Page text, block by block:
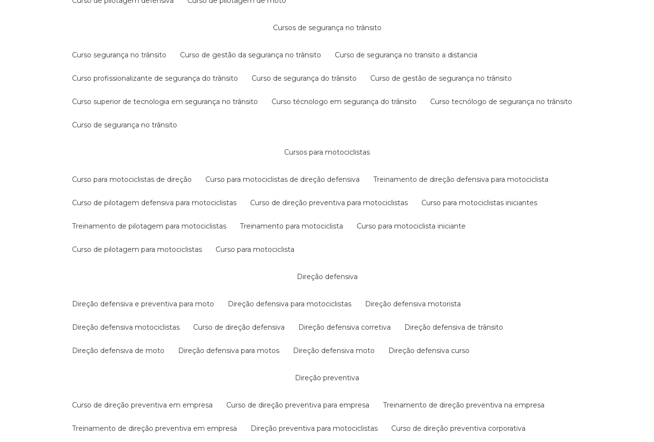
cursos de segurança no trânsito
curso segurança no trânsito curso de gestão da segurança no trânsito curso de segurança no transito a distancia
curso profissionalizante de segurança do trânsito curso de segurança do trânsito curso de gestão de segurança no trânsito
curso superior de tecnologia em segurança no trânsito curso técnologo em segurança do trânsito curso tecnólogo de segurança no trânsito
curso de segurança no trânsito
cursos para motociclistas
curso para motociclistas de direção curso para motociclistas de direção defensiva treinamento de direção defensiva para motociclista
curso de pilotagem defensiva para motociclistas curso de direção preventiva para motociclistas curso para motociclistas iniciantes
treinamento de pilotagem para motociclistas treinamento para motociclista curso para motociclista iniciante
curso de pilotagem para motociclistas curso para motociclista
direção defensiva
direção defensiva e preventiva para moto direção defensiva para motociclistas direção defensiva motorista
direção defensiva motociclistas curso de direção defensiva direção defensiva corretiva direção defensiva de trânsito
direção defensiva de moto direção defensiva para motos direção defensiva moto direção defensiva curso
direção preventiva
curso de direção preventiva em empresa curso de direção preventiva para empresa treinamento de direção preventiva na empresa
treinamento de direção preventiva em empresa direção preventiva para motociclistas curso de direção preventiva corporativa